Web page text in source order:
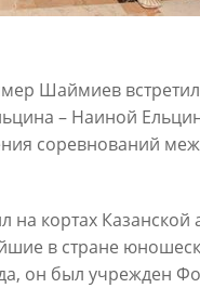
Шаймиев
– Наиной
соревнований
на кортах Казанской
в стране
он был учрежден